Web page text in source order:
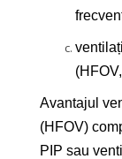
Avantajul
(HFOV)
PIP sau